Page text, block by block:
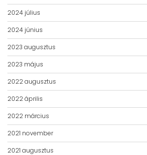
2024 július
2024 június
2023 augusztus
2023 május
2022 augusztus
2022 április
2022 március
2021 november
2021 augusztus